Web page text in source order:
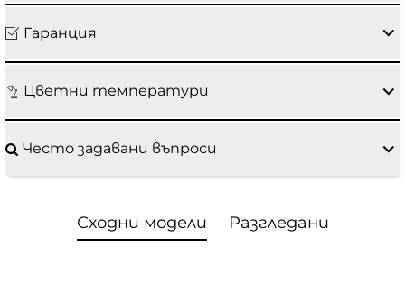
Гаранция
Цветни температури
Често задавани въпроси
Сходни модели Разгледани